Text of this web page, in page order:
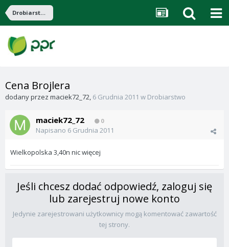
Drobiarstwo
Cena Brojlera
dodany przez maciek72_72, 6 Grudnia 2011 w Drobiarstwo
maciek72_72 0
Napisano 6 Grudnia 2011
Wielkopolska 3,40n nic więcej
Jeśli chcesz dodać odpowiedź, zaloguj się
lub zarejestruj nowe konto
Jedynie zarejestrowani użytkownicy mogą komentować zawartość
tej strony.